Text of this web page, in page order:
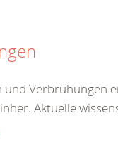
Verbrühungen
Aktuelle